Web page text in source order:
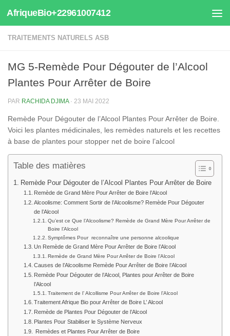
Au dessous du contenu
AfriqueBio+22961007412
TRAITEMENTS NATURELS ASB
MG 5-Remède Pour Dégouter de l’Alcool
Plantes Pour Arrêter de Boire
PAR RACHIDA DJIMA · 23 MAI 2022
Remède Pour Dégouter de l’Alcool Plantes Pour Arrêter de Boire.
Voici les plantes médicinales, les remèdes naturels et les recettes
à base de plantes pour stopper net de boire l’alcool
Table des matières
Remède Pour Dégouter de l’Alcool Plantes Pour Arrêter de Boire
Remède de Grand Mère Pour Arrêter de Boire l’Alcool
Alcoolisme: Comment Sortir de l’Alcoolisme? Remède Pour Dégouter
de l’Alcool
Qu’est ce Que l’Alcoolisme? Remède de Grand Mère Pour Arrêter de
Boire l’Alcool
Symptômes Pour reconnaître une personne alcoolique
Un Remède de Grand Mère Pour Arrêter de Boire l’Alcool
Remède de Grand Mère Pour Arrêter de Boire l’Alcool
Causes de l’Alcoolisme Remède Pour Arrêter de Boire l’Alcool
Remède Pour Dégouter de l’Alcool, Plantes pour Arrêter de Boire
l’Alcool
Traitement de l’ Alcollisme Pour Arrêter de Boire l’Alcool
Traitement Afrique Bio pour Arrêter de Boire L’ Alcool
Remède de Plantes Pour Dégouter de l’Alcool
Plantes Pour Stabiliser le Système Nerveux
Remèdes et Plantes Pour Arrêter de Boire